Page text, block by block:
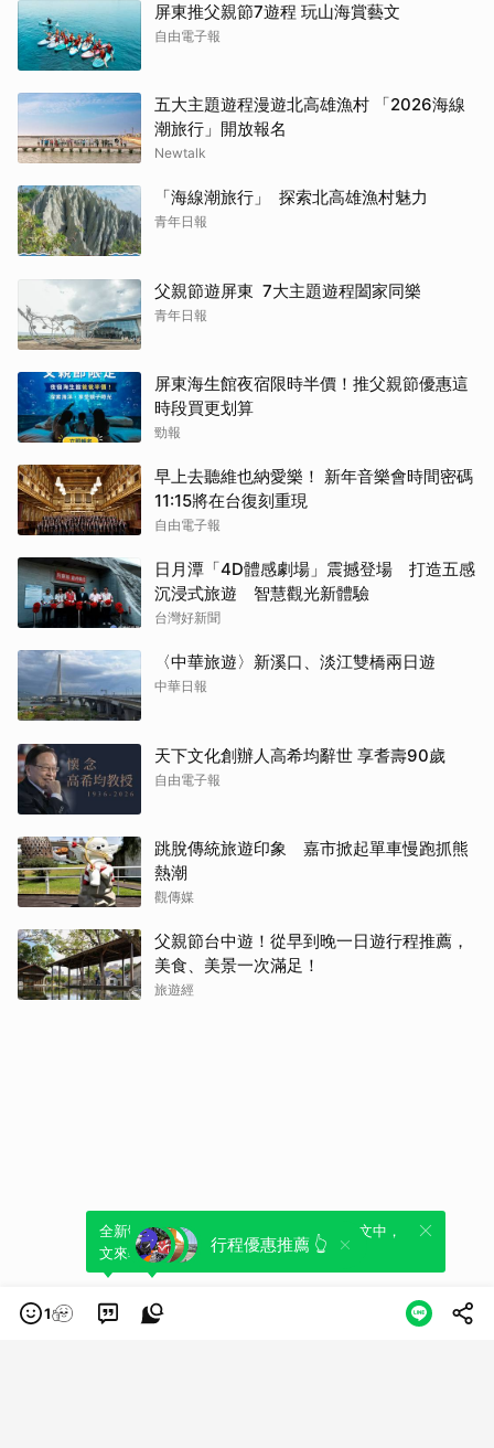
屏東推父親節7遊程 玩山海賞藝文
自由電子報
五大主題遊程漫遊北高雄漁村 「2026海線
潮旅行」開放報名
Newtalk
「海線潮旅行」 探索北高雄漁村魅力
青年日報
父親節遊屏東 7大主題遊程闔家同樂
青年日報
屏東海生館夜宿限時半價！推父親節優惠這
時段買更划算
勁報
早上去聽維也納愛樂！ 新年音樂會時間密碼
11:15將在台復刻重現
自由電子報
日月潭「4D體感劇場」震撼登場 打造五感
沉浸式旅遊 智慧觀光新體驗
台灣好新聞
〈中華旅遊〉新溪口、淡江雙橋兩日遊
中華日報
天下文化創辦人高希均辭世 享耆壽90歲
自由電子報
跳脫傳統旅遊印象 嘉市掀起單車慢跑抓熊
熱潮
觀傳媒
父親節台中遊！從早到晚一日遊行程推薦，
美食、美景一次滿足！
旅遊經
行程優惠推薦 👆
1
全新體驗！一鍵引用此內容，透過發布貼
文來輕鬆表達個人立場。
可以轉發或引用此內容至自己的貼文中，
來發表您的評論或觀點。